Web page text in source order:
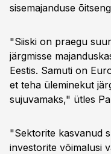
sisemajanduse
"Siiski on praegu
järgmisse
Eestis. Samuti on
et teha üleminekut
sujuvamaks," ütles
"Sektorite kasvanud
investorite võimalusi